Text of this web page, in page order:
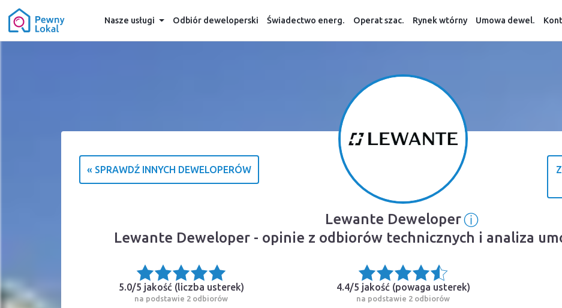
Nasze usługi Odbiór deweloperski Świadectwo energ. Operat szac. Rynek wtórny Umowa dewel.
« SPRAWDŹ INNYCH DEWELOPERÓW
Lewante DeweloperⓘInformacja o
Lewante Deweloper - opinie z odbiorów technicznych i analiza
5.0/5 jakość (liczba usterek)
na podstawie 2 odbiorów
4.4/5 jakość (powaga usterek)
na podstawie 2 odbiorów